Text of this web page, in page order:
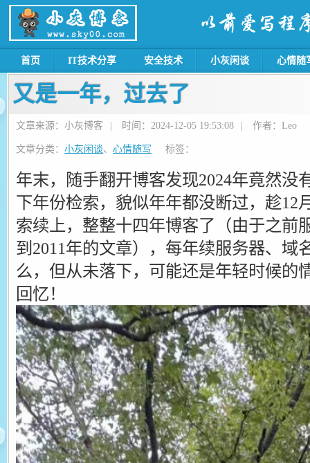
首页 IT技术分享 安全技术 小灰闲谈 心情随
又是一年，过去了
文章来源：小灰博客 时间：2024-12-05 19:53:08 作者：Leo
文章分类： 小灰闲谈、 心情随写 标签：
年末，随手翻开博客发现2024年竟然没
下年份检索，貌似年年都没断过，趁12
索续上，整整十四年博客了（由于之前
到2011年的文章），每年续服务器、域
么，但从未落下，可能还是年轻时候的
回忆！